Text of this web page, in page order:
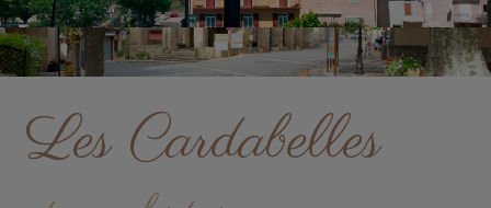
Les Cardabelles